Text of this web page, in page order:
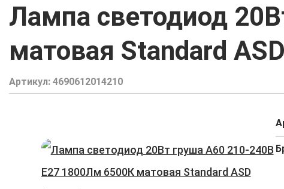
Лампа светодиод
матовая Standard
Артикул: 4690612014210